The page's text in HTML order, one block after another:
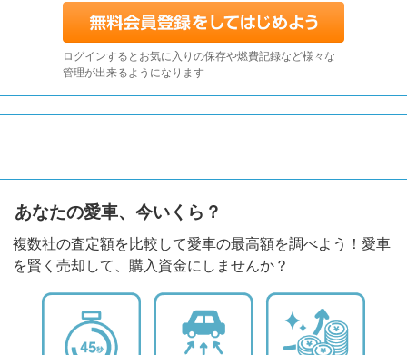
ログインするとお気に入りの保存や燃費記録など様々な
管理が出来るようになります
あなたの愛車、今いくら？
複数社の査定額を比較して愛車の最高額を調べよう！愛車
を賢く売却して、購入資金にしませんか？